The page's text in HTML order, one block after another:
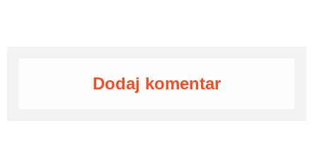
Dodaj komentar